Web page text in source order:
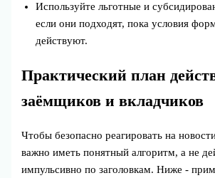
Используйте льготные и
если они подходят, пока условия
действуют.
Практический план
заёмщиков и вкладчиков
Чтобы безопасно реагировать на
важно иметь понятный алгоритм, а не
импульсивно по заголовкам. Ниже -